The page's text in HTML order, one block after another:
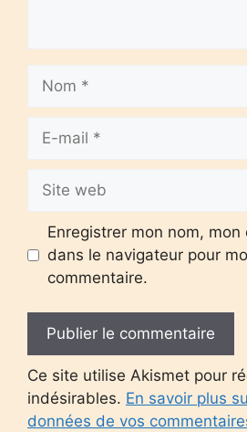
mail
web
Enregistrer mon nom,
dans le navigateur pour
commentaire.
Ce site utilise Akismet pour
indésirables. En savoir plus
données de vos